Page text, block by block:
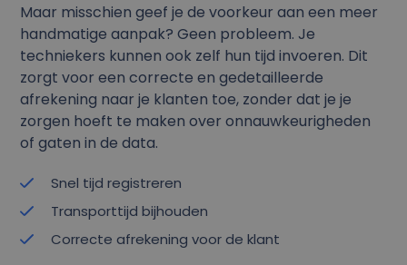
Maar misschien geef je de voorkeur aan een meer
handmatige aanpak? Geen probleem. Je
techniekers kunnen ook zelf hun tijd invoeren. Dit
zorgt voor een correcte en gedetailleerde
afrekening naar je klanten toe, zonder dat je je
zorgen hoeft te maken over onnauwkeurigheden
of gaten in de data.
Snel tijd registreren
Transporttijd bijhouden
Correcte afrekening voor de klant